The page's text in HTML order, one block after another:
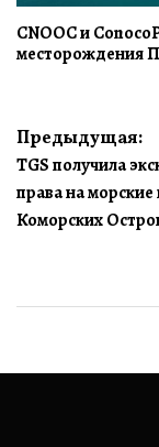
CNOOC и
месторождения
Навигация
по
записям
Предыдущая:
TGS получила
права на
Коморских